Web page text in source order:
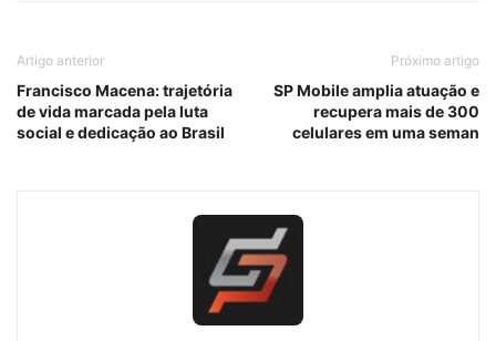
Artigo anterior
Francisco Macena: trajetória
de vida marcada pela luta
social e dedicação ao Brasil
Próximo artigo
SP Mobile amplia atuação e
recupera mais de 300
celulares em uma seman